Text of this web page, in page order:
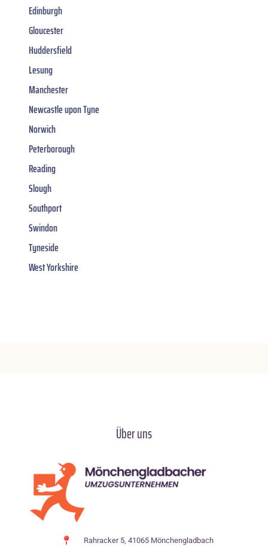
Edinburgh
Gloucester
Huddersfield
Lesung
Manchester
Newcastle upon Tyne
Norwich
Peterborough
Reading
Slough
Southport
Swindon
Tyneside
West Yorkshire
Über uns
Rahracker 5, 41065 Mönchengladbach